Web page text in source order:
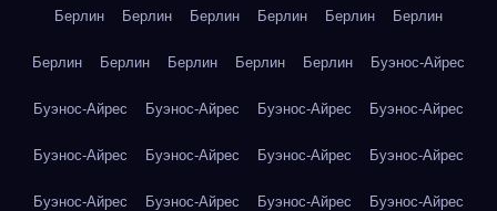
Берлин Берлин Берлин Берлин Берлин Берлин
Берлин Берлин Берлин Берлин Берлин Буэнос-Айрес
Буэнос-Айрес Буэнос-Айрес Буэнос-Айрес Буэнос-Айрес
Буэнос-Айрес Буэнос-Айрес Буэнос-Айрес Буэнос-Айрес
Буэнос-Айрес Буэнос-Айрес Буэнос-Айрес Буэнос-Айрес